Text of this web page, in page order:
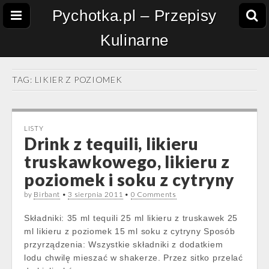
Pychotka.pl – Przepisy
Kulinarne
TAG: LIKIER Z POZIOMEK
LISTY
Drink z tequili, likieru
truskawkowego, likieru z
poziomek i soku z cytryny
by Birbant •3 sierpnia 2011 • 0 Comments
Składniki: 35 ml tequili 25 ml likieru z truskawek 25
ml likieru z poziomek 15 ml soku z cytryny Sposób
przyrządzenia: Wszystkie składniki z dodatkiem
lodu chwilę mieszać w shakerze. Przez sitko przelać